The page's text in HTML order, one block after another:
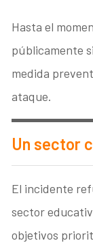
Hasta el
públicamente
medida
ataque.
Un sector
El incidente
sector
objetivos